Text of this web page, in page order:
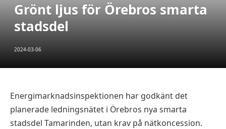
Grönt ljus för Örebros smarta
stadsdel
2024-03-06
Energimarknadsinspektionen har godkänt det
planerade ledningsnätet i Örebros nya smarta
stadsdel Tamarinden, utan krav på nätkoncession.